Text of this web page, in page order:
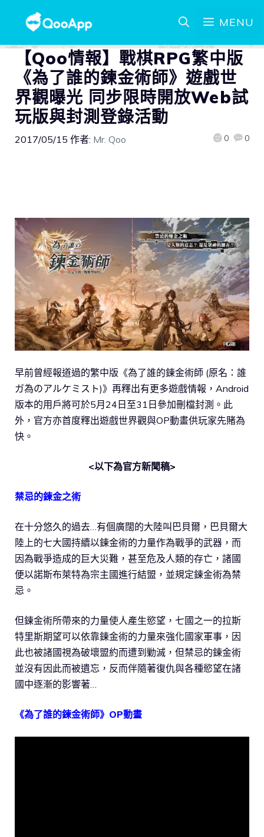
MENU
【Qoo情報】戰棋RPG繁中版
《為了誰的鍊金術師》遊戲世
界觀曝光 同步限時開放Web試
玩版與封測登錄活動
2017/05/15 作者: Mr. Qoo 0 0
早前曾經報道過的繁中版《為了誰的鍊金術師 (原名：誰
ガ為のアルケミスト)》再釋出有更多遊戲情報，Android
版本的用戶將可於5月24日至31日參加刪檔封測。此
外，官方亦首度釋出遊戲世界觀與OP動畫供玩家先賭為
快。
<以下為官方新聞稿>
禁忌的鍊金之術
在十分悠久的過去…有個廣闊的大陸叫巴貝爾，巴貝爾大
陸上的七大國持續以鍊金術的力量作為戰爭的武器，而
因為戰爭造成的巨大災難，甚至危及人類的存亡，諸國
便以諾斯布萊特為宗主國進行結盟，並規定鍊金術為禁
忌。
但鍊金術所帶來的力量使人產生慾望，七國之一的拉斯
特里斯期望可以依靠鍊金術的力量來強化國家軍事，因
此也被諸國視為破壞盟約而遭到勦滅，但禁忌的鍊金術
並沒有因此而被遺忘，反而伴隨著復仇與各種慾望在諸
國中逐漸的影響著…
《為了誰的鍊金術師》OP動畫